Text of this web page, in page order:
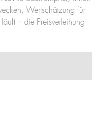
Wertschätzung für
– die Preisverleihung